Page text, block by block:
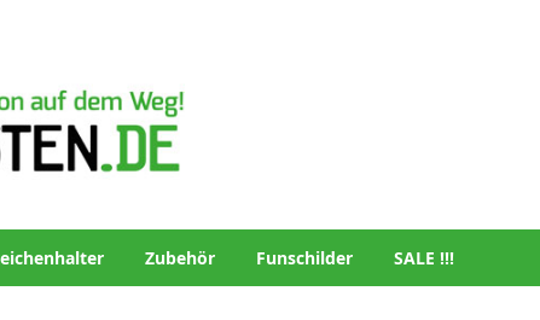
Zubehör Funschilder SALE !!!